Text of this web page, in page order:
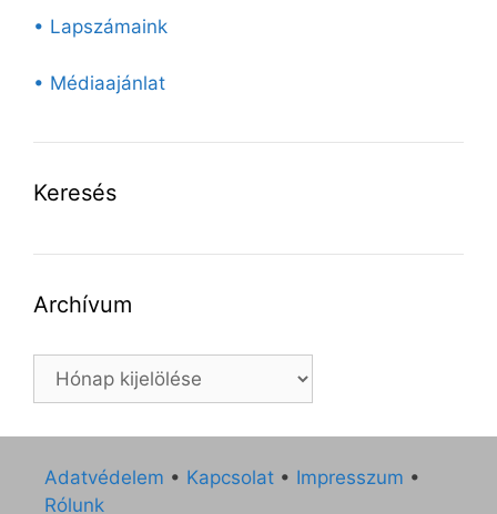
• Lapszámaink
• Médiaajánlat
Keresés
Archívum
Archívum
Adatvédelem • Kapcsolat • Impresszum •
Rólunk